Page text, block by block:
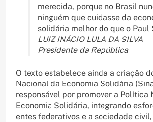
merecida, porque no Brasil
ninguém que cuidasse da
solidária melhor do que o Paul
LUIZ INÁCIO LULA DA SILVA
Presidente da República
O texto estabelece ainda a criação
Nacional da Economia Solidária
responsável por promover a Política
Economia Solidária, integrando
entes federativos e a sociedade